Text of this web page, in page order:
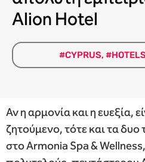
Alion Hotel
#CYPRUS, #HOTELS
Αν η αρμονία και η ευεξία,
ζητούμενο, τότε και τα δυο
στο Armonia Spa &